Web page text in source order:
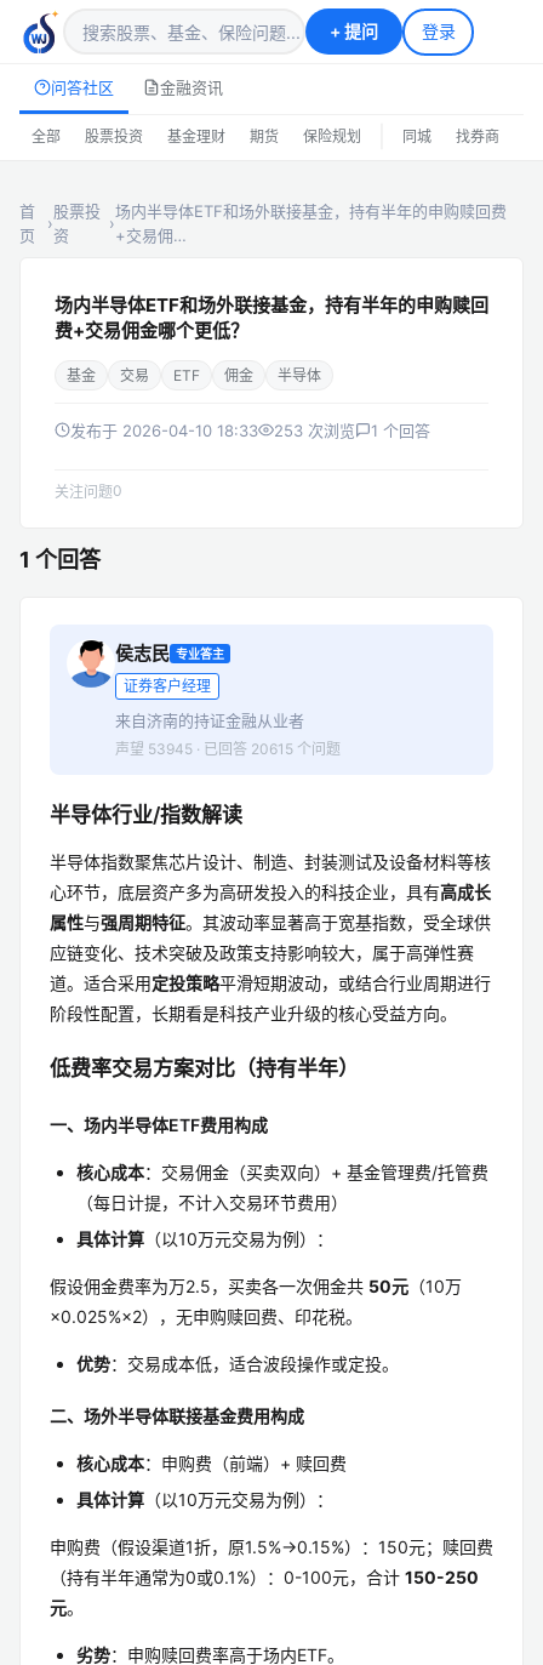
+提问 登录
问答社区 金融资讯
全部 股票投资 基金理财 期货 保险规划 同城 找券商
首
页
›
股票投
资
›
场内半导体ETF和场外联接基金，持有半年的申购赎回费
+交易佣…
场内半导体ETF和场外联接基金，持有半年的申购赎回
费+交易佣金哪个更低？
基金 交易 ETF 佣金 半导体
发布于 2026-04-10 18:33 253 次浏览 1 个回答
关注问题0
1 个回答
侯志民 专业答主
证券客户经理
来自济南的持证金融从业者
声望 53945 · 已回答 20615 个问题
半导体行业/指数解读
半导体指数聚焦芯片设计、制造、封装测试及设备材料等核
心环节，底层资产多为高研发投入的科技企业，具有高成长
属性与强周期特征。其波动率显著高于宽基指数，受全球供
应链变化、技术突破及政策支持影响较大，属于高弹性赛
道。适合采用定投策略平滑短期波动，或结合行业周期进行
阶段性配置，长期看是科技产业升级的核心受益方向。
低费率交易方案对比（持有半年）
一、场内半导体ETF费用构成
核心成本：交易佣金（买卖双向）+ 基金管理费/托管费
（每日计提，不计入交易环节费用）
具体计算 （以10万元交易为例）：
假设佣金费率为万2.5，买卖各一次佣金共 50元 （10万
×0.025%×2），无申购赎回费、印花税。
优势：交易成本低，适合波段操作或定投。
二、场外半导体联接基金费用构成
核心成本：申购费（前端）+ 赎回费
具体计算 （以10万元交易为例）：
申购费（假设渠道1折，原1.5%→0.15%）：150元；赎回费
（持有半年通常为0或0.1%）：0-100元，合计 150-250
元。
劣势：申购赎回费率高于场内ETF。